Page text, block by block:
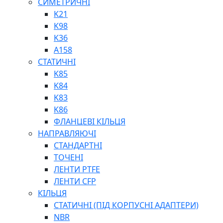
ШАРНІРНІ ПІДШИПНИКИ
ВУХА ГІДРОЦИЛІНДРА
ТРУБИ ХОНІНГОВАНІ
ШТОКИ ХРОМОВАНІ
МАСТИЛЬНЕ ОБЛАДНАННЯ
ПІСТОЛЕТИ
НАСОСИ ТА ПОМПИ
НАГНІТАЧІ
МУФТИ (НАСАДКИ) ДЛЯ ШПРИЦІВ
МАСЛЯНКИ, ЛІЙКИ
ПРЕС-МАСЛЯНКИ
K21
K98
K36
A158
СТАТИЧНІ
K85
K84
K83
K86
ФЛАНЦЕВІ КІЛЬЦЯ
НАПРАВЛЯЮЧІ
СТАНДАРТНІ
ТОЧЕНІ
ЛЕНТИ PTFE
ЛЕНТИ CFP
КІЛЬЦЯ
СТАТИЧНІ (ПІД КОРПУСНІ АДАПТЕРИ)
NBR